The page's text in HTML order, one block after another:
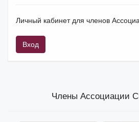
Личный кабинет для членов
Вход
Члены Ассоциации